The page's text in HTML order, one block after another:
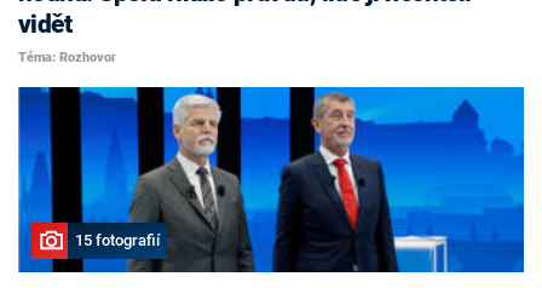
vidět
Téma: Rozhovor
15 fotografií